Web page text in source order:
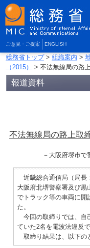
ご意見・ご提案 ENGLISH
総務省トップ> 組織案内 >
（2015）
> 不法無線局の路
報道資料
不法無線局の路上取
－大阪府堺市で
近畿総合通信局（局長
大阪府北堺警察署及び黒
でトラック等の車両に開
た。
今回の取締りでは、自
ていた2名を電波法違反
取締り結果は、以下の